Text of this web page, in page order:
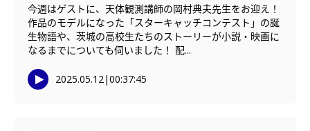
今週はゲストに、天体観測講師の岡村典夫先生をお迎え！
作品のモデルになった「スターキャッチコンテスト」の誕
生物語や、茨城の高校生たちのストーリーが小説・映画に
なるまでについても伺いました！ 配...
2025.05.12|00:37:45